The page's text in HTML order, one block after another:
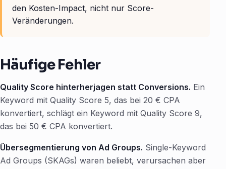
den Kosten-Impact, nicht nur Score-
Veränderungen.
Häufige Fehler
Quality Score hinterherjagen statt Conversions. Ein
Keyword mit Quality Score 5, das bei 20 € CPA
konvertiert, schlägt ein Keyword mit Quality Score 9,
das bei 50 € CPA konvertiert.
Übersegmentierung von Ad Groups. Single-Keyword
Ad Groups (SKAGs) waren beliebt, verursachen aber